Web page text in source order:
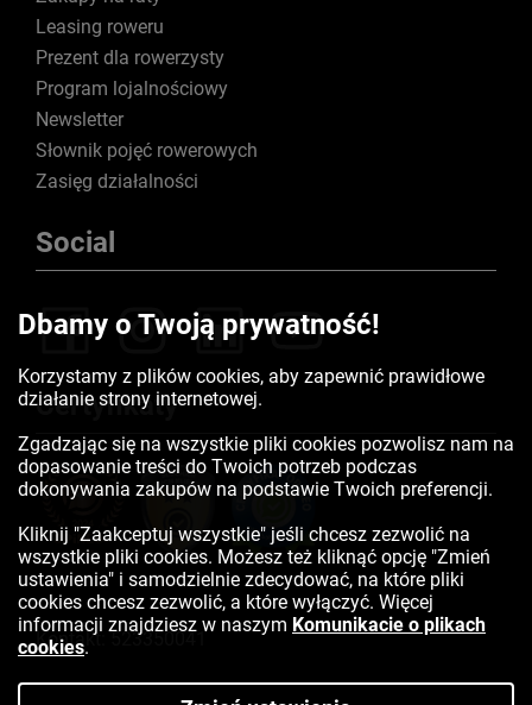
Leasing roweru
Prezent dla rowerzysty
Program lojalnościowy
Newsletter
Słownik pojęć rowerowych
Zasięg działalności
Social
Certyfikaty
Kontakt:523350041
Dbamy o Twoją prywatność!
Korzystamy z plików cookies, aby zapewnić prawidłowe
działanie strony internetowej.
Zgadzając się na wszystkie pliki cookies pozwolisz nam na
dopasowanie treści do Twoich potrzeb podczas
dokonywania zakupów na podstawie Twoich preferencji.
Kliknij "Zaakceptuj wszystkie" jeśli chcesz zezwolić na
wszystkie pliki cookies. Możesz też kliknąć opcję "Zmień
ustawienia" i samodzielnie zdecydować, na które pliki
cookies chcesz zezwolić, a które wyłączyć. Więcej
informacji znajdziesz w naszym Komunikacie o plikach
cookies.